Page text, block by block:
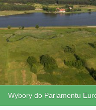
Wybory do Parlamentu